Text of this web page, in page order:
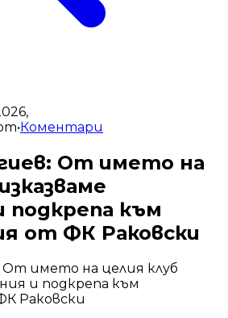
•Коментари
От името на
подкрепа към
от ФК Раковски